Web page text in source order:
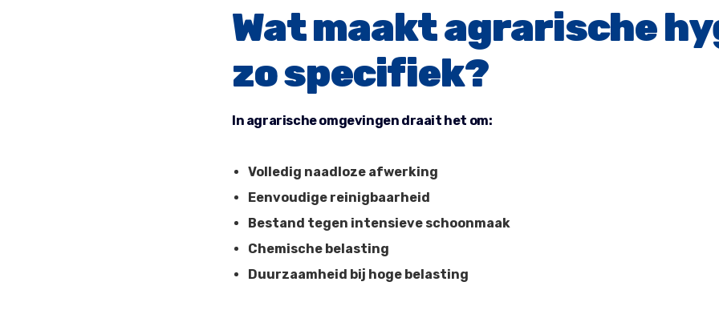
Wat maakt agrarische
zo specifiek?
In agrarische omgevingen draait het om:
Volledig naadloze afwerking
Eenvoudige reinigbaarheid
Bestand tegen intensieve schoonmaak
Chemische belasting
Duurzaamheid bij hoge belasting